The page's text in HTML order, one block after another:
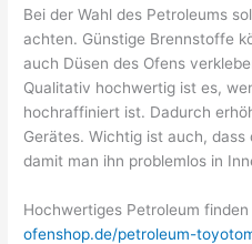
Bei der Wahl des Petroleums
achten. Günstige Brennstoffe
auch Düsen des Ofens
Qualitativ hochwertig ist es,
hochraffiniert ist. Dadurch
Gerätes. Wichtig ist auch,
damit man ihn problemlos in
Hochwertiges Petroleum finden
ofenshop.de/petroleum-